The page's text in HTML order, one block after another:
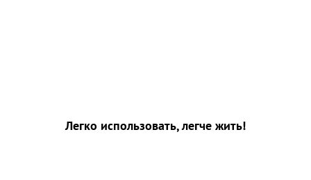
Легко использовать, легче жить!